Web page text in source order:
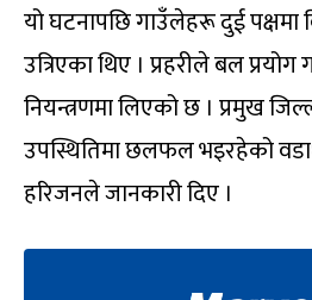
यो घटनापछि गाउँलेहरू दुई पक्षमा
उत्रिएका थिए । प्रहरीले बल
नियन्त्रणमा लिएको छ । प्रमुख
उपस्थितिमा छलफल भइरहेको
हरिजनले जानकारी दिए ।